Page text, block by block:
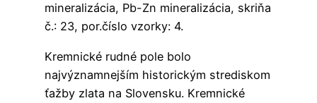
mineralizácia, Pb-Zn mineralizácia, skriňa
č.: 23, por.číslo vzorky: 4.
Kremnické rudné pole bolo
najvýznamnejším historickým strediskom
ťažby zlata na Slovensku. Kremnické